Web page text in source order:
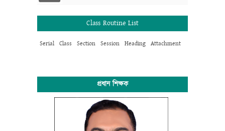
Class Routine List
Serial Class Section Session Heading Attachment
প্রধান শিক্ষক